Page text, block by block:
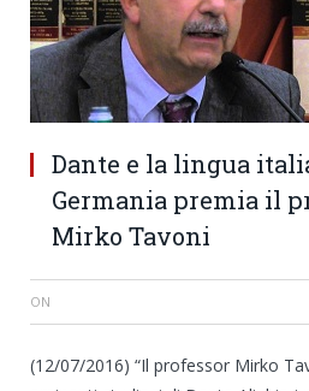
Dante e la lingua
Germania premia il
Mirko Tavoni
ON
(12/07/2016) “Il professor Mirko